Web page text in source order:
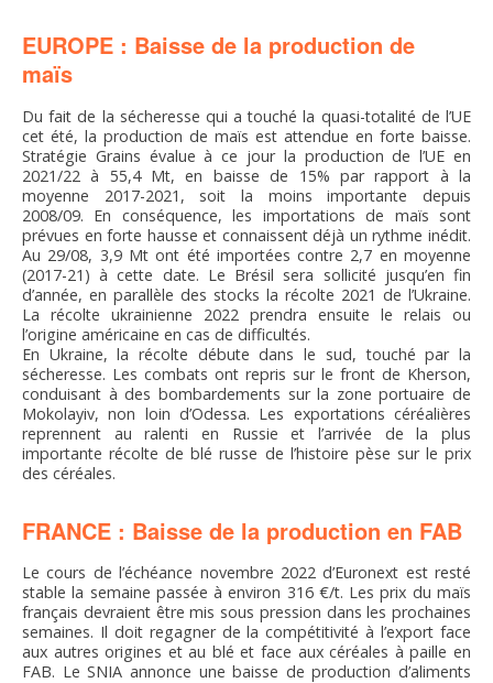
EUROPE : Baisse de la production de
maïs
Du fait de la sécheresse qui a touché la quasi-totalité de l’UE
cet été, la production de maïs est attendue en forte baisse.
Stratégie Grains évalue à ce jour la production de l’UE en
2021/22 à 55,4 Mt, en baisse de 15% par rapport à la
moyenne 2017-2021, soit la moins importante depuis
2008/09. En conséquence, les importations de maïs sont
prévues en forte hausse et connaissent déjà un rythme inédit.
Au 29/08, 3,9 Mt ont été importées contre 2,7 en moyenne
(2017-21) à cette date. Le Brésil sera sollicité jusqu’en fin
d’année, en parallèle des stocks la récolte 2021 de l’Ukraine.
La récolte ukrainienne 2022 prendra ensuite le relais ou
l’origine américaine en cas de difficultés.
En Ukraine, la récolte débute dans le sud, touché par la
sécheresse. Les combats ont repris sur le front de Kherson,
conduisant à des bombardements sur la zone portuaire de
Mokolayiv, non loin d’Odessa. Les exportations céréalières
reprennent au ralenti en Russie et l’arrivée de la plus
importante récolte de blé russe de l’histoire pèse sur le prix
des céréales.
FRANCE : Baisse de la production en FAB
Le cours de l’échéance novembre 2022 d’Euronext est resté
stable la semaine passée à environ 316 €/t. Les prix du maïs
français devraient être mis sous pression dans les prochaines
semaines. Il doit regagner de la compétitivité à l’export face
aux autres origines et au blé et face aux céréales à paille en
FAB. Le SNIA annonce une baisse de production d’aliments